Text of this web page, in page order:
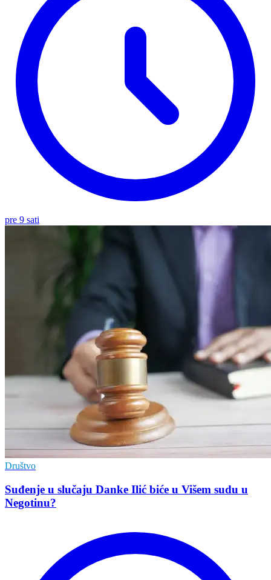
pre 9 sati
Društvo
Suđenje u slučaju Danke Ilić biće u Višem sudu u
Negotinu?